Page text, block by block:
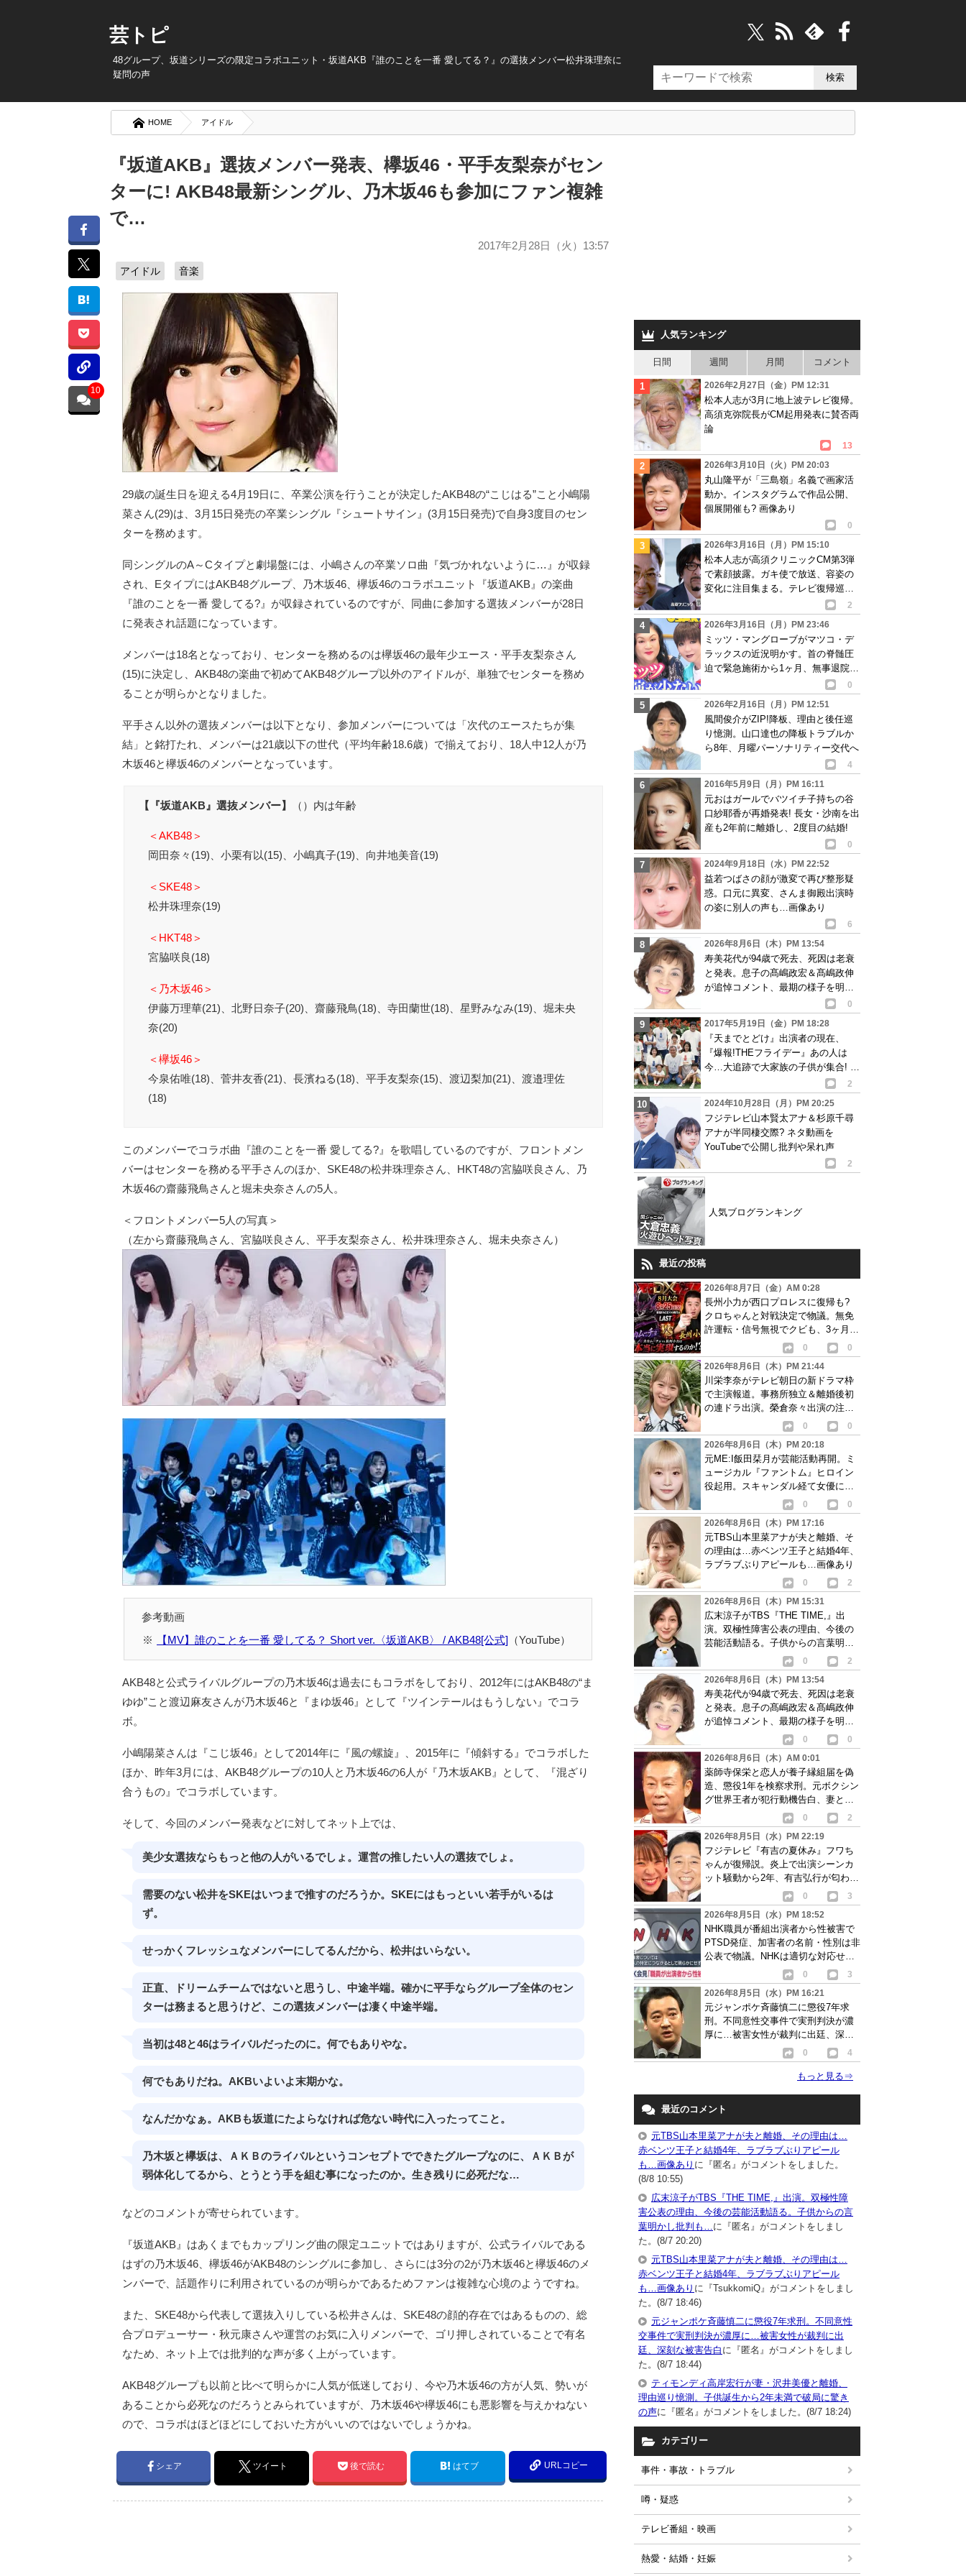
芸トピ
48グループ、坂道シリーズの限定コラボユニット・坂道AKB『誰のことを一番 愛してる？』の選抜メンバー松井珠理奈に
疑問の声
HOME アイドル
『坂道AKB』選抜メンバー発表、欅坂46・平手友梨奈がセン
ターに! AKB48最新シングル、乃木坂46も参加にファン複雑
で…
2017年2月28日（火）13:57
アイドル 音楽
10
29歳の誕生日を迎える4月19日に、卒業公演を行うことが決定したAKB48の“こじはる”こと小嶋陽
菜さん(29)は、3月15日発売の卒業シングル『シュートサイン』(3月15日発売)で自身3度目のセン
ターを務めます。
同シングルのA～Cタイプと劇場盤には、小嶋さんの卒業ソロ曲『気づかれないように…』が収録
され、EタイプにはAKB48グループ、乃木坂46、欅坂46のコラボユニット『坂道AKB』の楽曲
『誰のことを一番 愛してる?』が収録されているのですが、同曲に参加する選抜メンバーが28日
に発表され話題になっています。
メンバーは18名となっており、センターを務めるのは欅坂46の最年少エース・平手友梨奈さん
(15)に決定し、AKB48の楽曲で初めてAKB48グループ以外のアイドルが、単独でセンターを務め
ることが明らかとなりました。
平手さん以外の選抜メンバーは以下となり、参加メンバーについては「次代のエースたちが集
結」と銘打たれ、メンバーは21歳以下の世代（平均年齢18.6歳）で揃えており、18人中12人が乃
木坂46と欅坂46のメンバーとなっています。
【『坂道AKB』選抜メンバー】 （）内は年齢
＜AKB48＞
岡田奈々(19)、小栗有以(15)、小嶋真子(19)、向井地美音(19)
＜SKE48＞
松井珠理奈(19)
＜HKT48＞
宮脇咲良(18)
＜乃木坂46＞
伊藤万理華(21)、北野日奈子(20)、齋藤飛鳥(18)、寺田蘭世(18)、星野みなみ(19)、堀未央
奈(20)
＜欅坂46＞
今泉佑唯(18)、菅井友香(21)、長濱ねる(18)、平手友梨奈(15)、渡辺梨加(21)、渡邉理佐
(18)
このメンバーでコラボ曲『誰のことを一番 愛してる?』を歌唱しているのですが、フロントメン
バーはセンターを務める平手さんのほか、SKE48の松井珠理奈さん、HKT48の宮脇咲良さん、乃
木坂46の齋藤飛鳥さんと堀未央奈さんの5人。
＜フロントメンバー5人の写真＞
（左から齋藤飛鳥さん、宮脇咲良さん、平手友梨奈さん、松井珠理奈さん、堀未央奈さん）
【MV】誰のことを一番 愛してる？ Short ver.〈坂道AKB〉 / AKB48[公式] （YouTube）
AKB48と公式ライバルグループの乃木坂46は過去にもコラボをしており、2012年にはAKB48の“ま
ゆゆ”こと渡辺麻友さんが乃木坂46と『まゆ坂46』として『ツインテールはもうしない』でコラ
ボ。
小嶋陽菜さんは『こじ坂46』として2014年に『風の螺旋』、2015年に『傾斜する』でコラボした
ほか、昨年3月には、AKB48グループの10人と乃木坂46の6人が『乃木坂AKB』として、『混ざり
合うもの』でコラボしています。
そして、今回のメンバー発表などに対してネット上では、
美少女選抜ならもっと他の人がいるでしょ。運営の推したい人の選抜でしょ。
需要のない松井をSKEはいつまで推すのだろうか。SKEにはもっといい若手がいるは
ず。
せっかくフレッシュなメンバーにしてるんだから、松井はいらない。
正直、ドリームチームではないと思うし、中途半端。確かに平手ならグループ全体のセン
ターは務まると思うけど、この選抜メンバーは凄く中途半端。
当初は48と46はライバルだったのに。何でもありやな。
何でもありだね。AKBいよいよ末期かな。
なんだかなぁ。AKBも坂道にたよらなければ危ない時代に入ったってこと。
乃木坂と欅坂は、ＡＫＢのライバルというコンセプトでできたグループなのに、ＡＫＢが
弱体化してるから、とうとう手を組む事になったのか。生き残りに必死だな…
などのコメントが寄せられています。
『坂道AKB』はあくまでもカップリング曲の限定ユニットではありますが、公式ライバルである
はずの乃木坂46、欅坂46がAKB48のシングルに参加し、さらには3分の2が乃木坂46と欅坂46のメ
ンバーで、話題作りに利用されているのが明らかであるためファンは複雑な心境のようですね。
また、SKE48から代表して選抜入りしている松井さんは、SKE48の顔的存在ではあるものの、総
合プロデューサー・秋元康さんや運営のお気に入りメンバーで、ゴリ押しされていることで有名
なため、ネット上では批判的な声が多く上がっています。
AKB48グループも以前と比べて明らかに人気が低迷しており、今や乃木坂46の方が人気、勢いが
あることから必死なのだろうとみられていますが、乃木坂46や欅坂46にも悪影響を与えかねない
ので、コラボはほどほどにしておいた方がいいのではないでしょうかね。
シェア ツイート 後で読む はてブ URLコピー
人気ランキング
日間 週間 月間 コメント
2026年2月27日（金）PM 12:31
松本人志が3月に地上波テレビ復帰。
高須克弥院長がCM起用発表に賛否両
論
13
2026年3月10日（火）PM 20:03
丸山隆平が「三島嶺」名義で画家活
動か。インスタグラムで作品公開、
個展開催も? 画像あり
0
2026年3月16日（月）PM 15:10
松本人志が高須クリニックCM第3弾
で素顔披露。ガキ使で放送、容姿の
変化に注目集まる。テレビ復帰巡り
2
2026年3月16日（月）PM 23:46
ミッツ・マングローブがマツコ・デ
ラックスの近況明かす。首の脊髄圧
迫で緊急施術から1ヶ月、無事退院し
0
2026年2月16日（月）PM 12:51
風間俊介がZIP!降板、理由と後任巡
り憶測。山口達也の降板トラブルか
ら8年、月曜パーソナリティー交代へ
4
2016年5月9日（月）PM 16:11
元おはガールでバツイチ子持ちの谷
口紗耶香が再婚発表! 長女・沙南を出
産も2年前に離婚し、2度目の結婚!
0
2024年9月18日（水）PM 22:52
益若つばさの顔が激変で再び整形疑
惑。口元に異変、さんま御殿出演時
の姿に別人の声も…画像あり
6
2026年8月6日（木）PM 13:54
寿美花代が94歳で死去、死因は老衰
と発表。息子の髙嶋政宏＆髙嶋政伸
が追悼コメント、最期の様子を明か
0
2017年5月19日（金）PM 18:28
『天までとどけ』出演者の現在、
『爆報!THEフライデー』あの人は
今…大追跡で大家族の子供が集合! 過
2
2024年10月28日（月）PM 20:25
フジテレビ山本賢太アナ＆杉原千尋
アナが半同棲交際? ネタ動画を
YouTubeで公開し批判や呆れ声
2
人気ブログランキング
最近の投稿
2026年8月7日（金）AM 0:28
長州小力が西口プロレスに復帰も?
クロちゃんと対戦決定で物議。無免
許運転・信号無視でクビも、3ヶ月で
0
0
2026年8月6日（木）PM 21:44
川栄李奈がテレビ朝日の新ドラマ枠
で主演報道。事務所独立＆離婚後初
の連ドラ出演。榮倉奈々出演の注目
0
0
2026年8月6日（木）PM 20:18
元ME:I飯田栞月が芸能活動再開。ミ
ュージカル『ファントム』ヒロイン
役起用。スキャンダル経て女優に転
0
0
2026年8月6日（木）PM 17:16
元TBS山本里菜アナが夫と離婚、そ
の理由は…赤ベンツ王子と結婚4年、
ラブラブぶりアピールも…画像あり
0
2
2026年8月6日（木）PM 15:31
広末涼子がTBS『THE TIME,』出
演。双極性障害公表の理由、今後の
芸能活動語る。子供からの言葉明か
0
2
2026年8月6日（木）PM 13:54
寿美花代が94歳で死去、死因は老衰
と発表。息子の髙嶋政宏＆髙嶋政伸
が追悼コメント、最期の様子を明か
0
0
2026年8月6日（木）AM 0:01
薬師寺保栄と恋人が養子縁組届を偽
造、懲役1年を検察求刑。元ボクシン
グ世界王者が犯行動機告白、妻と離
0
2
2026年8月5日（水）PM 22:19
フジテレビ『有吉の夏休み』フワち
ゃんが復帰説。炎上で出演シーンカ
ット騒動から2年、有吉弘行が匂わせ
0
3
2026年8月5日（水）PM 18:52
NHK職員が番組出演者から性被害で
PTSD発症、加害者の名前・性別は非
公表で物議。NHKは適切な対応せず
0
3
2026年8月5日（水）PM 16:21
元ジャンポケ斉藤慎二に懲役7年求
刑。不同意性交事件で実刑判決が濃
厚に…被害女性が裁判に出廷、深刻
0 4
もっと見る⇒
最近のコメント
元TBS山本里菜アナが夫と離婚、その理由は…
赤ベンツ王子と結婚4年、ラブラブぶりアピール
も…画像あり に『匿名』がコメントをしました。
(8/8 10:55)
広末涼子がTBS『THE TIME,』出演。双極性障
害公表の理由、今後の芸能活動語る。子供からの言
葉明かし批判も… に『匿名』がコメントをしまし
た。(8/7 20:20)
元TBS山本里菜アナが夫と離婚、その理由は…
赤ベンツ王子と結婚4年、ラブラブぶりアピール
も…画像あり に『TsukkomiQ』がコメントをしまし
た。(8/7 18:46)
元ジャンポケ斉藤慎二に懲役7年求刑。不同意性
交事件で実刑判決が濃厚に…被害女性が裁判に出
廷、深刻な被害告白 に『匿名』がコメントをしまし
た。(8/7 18:44)
ティモンディ高岸宏行が妻・沢井美優と離婚、
理由巡り憶測。子供誕生から2年未満で破局に驚き
の声に『匿名』がコメントをしました。(8/7 18:24)
カテゴリー
事件・事故・トラブル
噂・疑惑
テレビ番組・映画
熱愛・結婚・妊娠